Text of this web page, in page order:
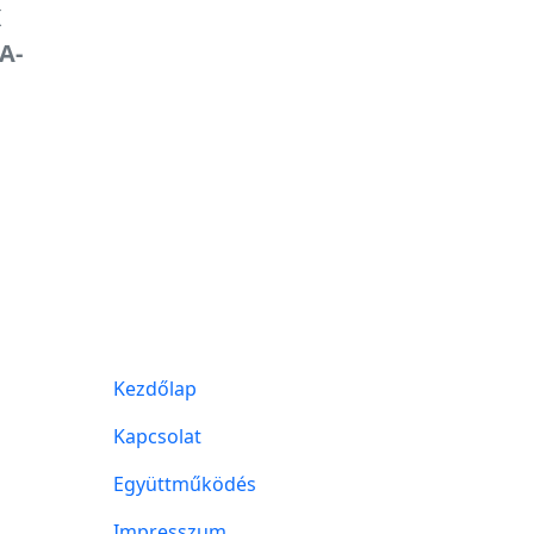
Kezdőlap
Kapcsolat
Együttműködés